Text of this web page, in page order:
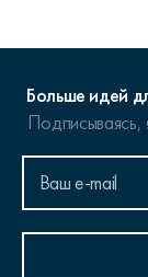
Больше идей
Подписываясь,